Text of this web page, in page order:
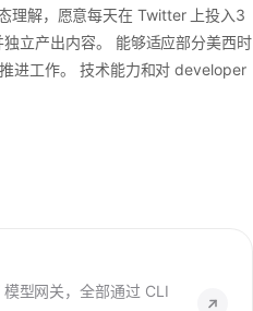
理解，愿意每天在 Twitter 上投入3
立产出内容。 能够适应部分美西时
进工作。 技术能力和对 developer
型网关，全部通过 CLI